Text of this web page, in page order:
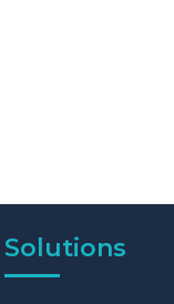
Solutions